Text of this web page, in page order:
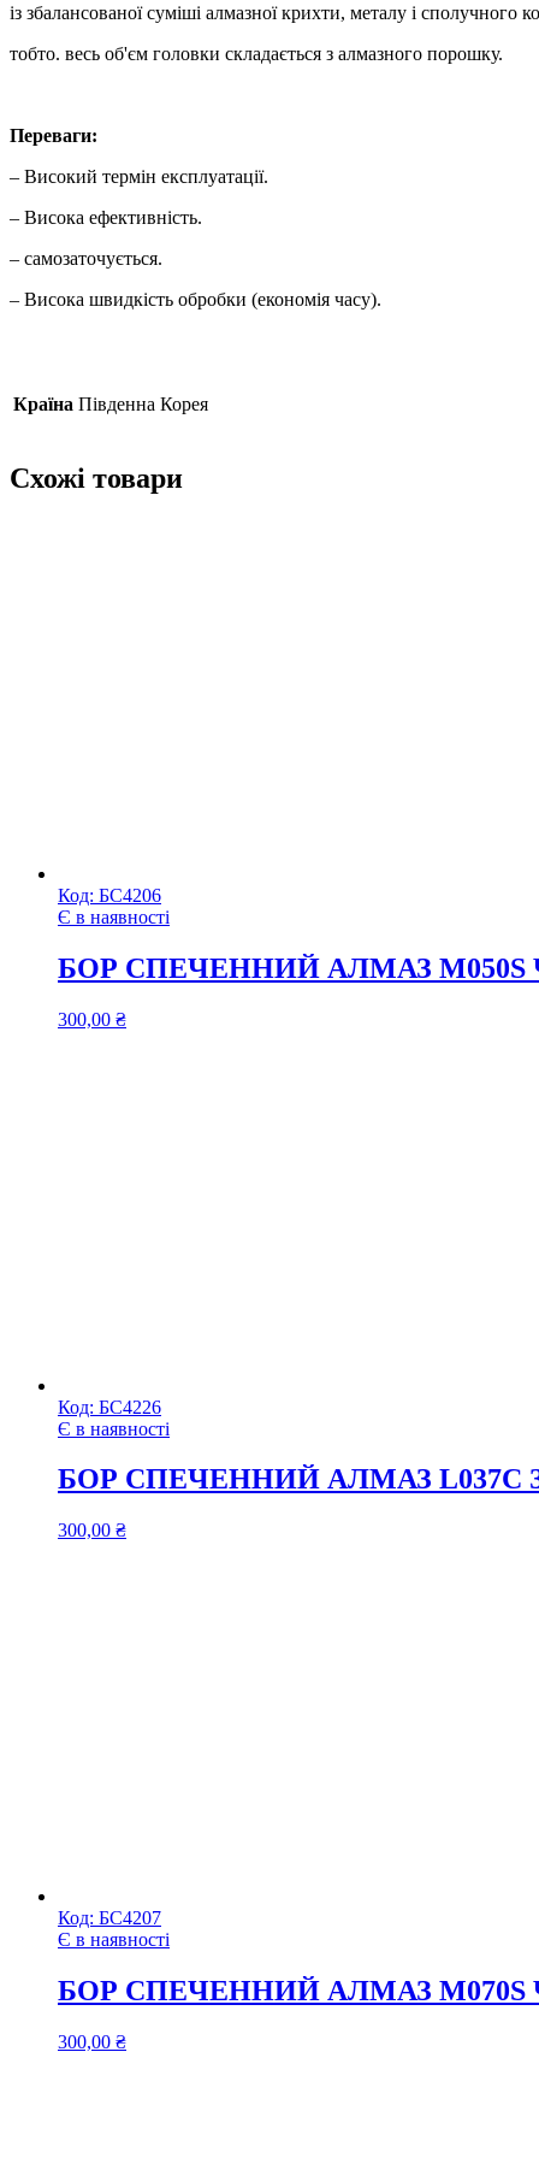
із збалансованої суміші алмазної крихти, металу і сполучного
тобто. весь об'єм головки складається з алмазного порошку.
Переваги:
– Високий термін експлуатації.
– Висока ефективність.
– самозаточується.
– Висока швидкість обробки (економія часу).
Країна Південна Корея
Схожі товари
Код: БС4206
Є в наявності
БОР СПЕЧЕННИЙ АЛМАЗ
300,00 ₴
Код: БС4226
Є в наявності
БОР СПЕЧЕННИЙ АЛМАЗ L037C
300,00 ₴
Код: БС4207
Є в наявності
БОР СПЕЧЕННИЙ АЛМАЗ
300,00 ₴